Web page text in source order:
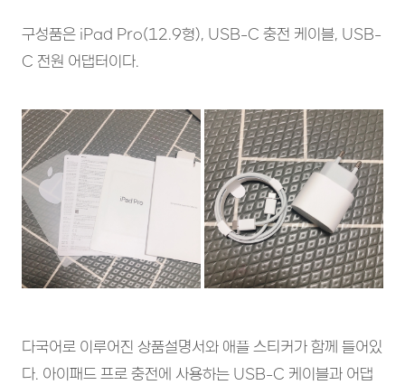
구성품은 iPad Pro(12.9형), USB-C 충전 케이블, USB-
C 전원 어댑터이다.
다국어로 이루어진 상품설명서와 애플 스티커가 함께 들어있
다. 아이패드 프로 충전에 사용하는 USB-C 케이블과 어댑